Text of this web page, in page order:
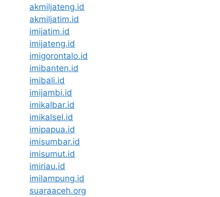
akmiljateng.id
akmiljatim.id
imijatim.id
imijateng.id
imigorontalo.id
imibanten.id
imibali.id
imijambi.id
imikalbar.id
imikalsel.id
imipapua.id
imisumbar.id
imisumut.id
imiriau.id
imilampung.id
suaraaceh.org